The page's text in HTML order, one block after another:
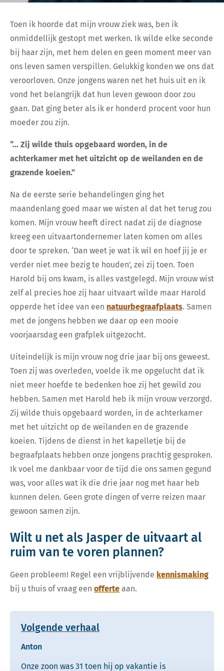
Toen ik hoorde dat mijn vrouw ziek was, ben ik
onmiddellijk gestopt met werken. Ik wilde elke seconde
bij haar zijn, met hem delen en geen moment meer van
ons leven samen verspillen. Gelukkig konden we ons dat
veroorloven. Onze jongens waren net het huis uit en ik
vond het belangrijk dat hun leven gewoon door zou
gaan. Dat ging beter als ik er honderd procent voor hun
moeder zou zijn.
“… Zij wilde thuis opgebaard worden, in de
achterkamer met het uitzicht op de weilanden en de
grazende koeien.”
Na de eerste serie behandelingen ging het
maandenlang goed maar we wisten al dat het terug zou
komen. Mijn vrouw heeft direct nadat zij de diagnose
kreeg een uitvaartondernemer laten komen om alles
door te spreken. ‘Dan weet je wat ik wil en hoef jij je er
verder niet mee bezig te houden’, zei zij toen. Toen
Harold bij ons kwam, is alles vastgelegd. Mijn vrouw wist
zelf al precies hoe zij haar uitvaart wilde maar Harold
opperde het idee van een natuurbegraafplaats. Samen
met de jongens hebben we daar op een mooie
voorjaarsdag een grafplek uitgezocht.
Uiteindelijk is mijn vrouw nog drie jaar bij ons geweest.
Toen zij was overleden, voelde ik me opgelucht dat ik
niet meer hoefde te bedenken hoe zij het gewild zou
hebben. Samen met Harold heb ik mijn vrouw verzorgd.
Zij wilde thuis opgebaard worden, in de achterkamer
met het uitzicht op de weilanden en de grazende
koeien. Tijdens de dienst in het kapelletje bij de
begraafplaats hebben onze jongens prachtig gesproken.
Ik voel me dankbaar voor de tijd die ons samen gegund
was, voor alles wat ik die drie jaar nog met haar heb
kunnen delen. Geen grote dingen of verre reizen maar
gewoon samen zijn.
Wilt u net als Jasper de uitvaart al
ruim van te voren plannen?
Geen probleem! Regel een vrijblijvende kennismaking
bij u thuis of vraag een offerte aan.
Volgende verhaal
Anton
Onze zoon was 31 toen hij op vakantie is